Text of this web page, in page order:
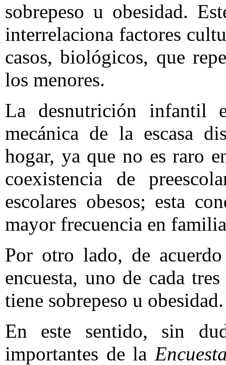
sobrepeso u obesidad.
interrelaciona factores
casos, biológicos, que
los menores.
La desnutrición infantil
mecánica de la escasa
hogar, ya que no es raro
coexistencia de
escolares obesos; esta
mayor frecuencia en
Por otro lado, de
encuesta, uno de cada
tiene sobrepeso u obesidad.
En este sentido, sin
importantes de la